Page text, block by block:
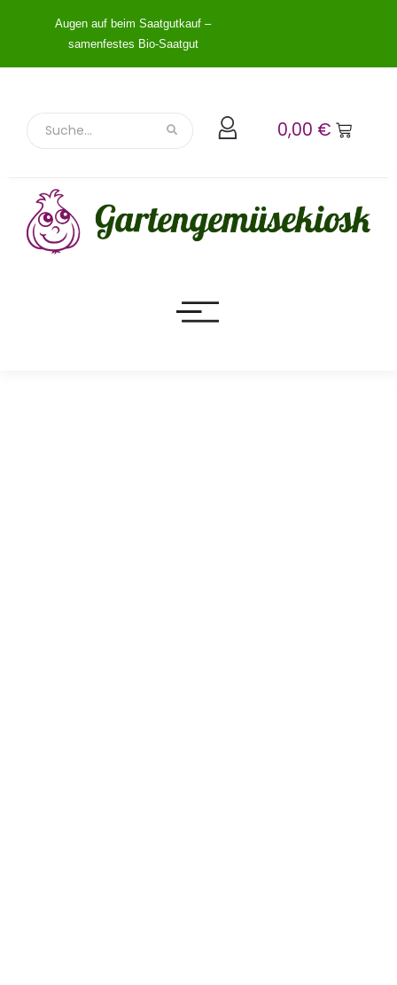
Augen auf beim Saatgutkauf –
samenfestes Bio-Saatgut
0,00 €